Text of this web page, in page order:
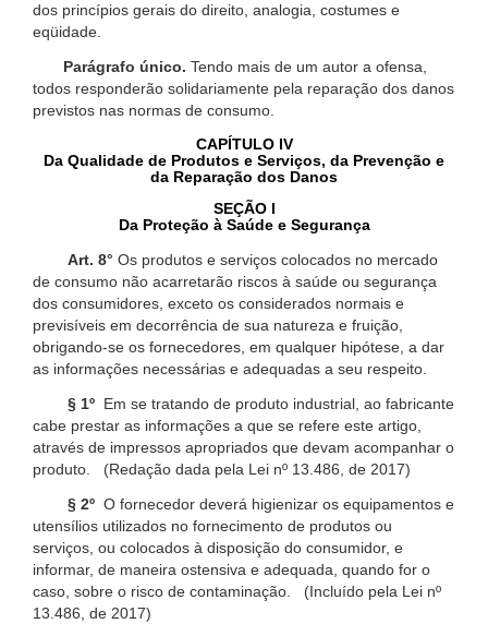
dos princípios gerais do direito, analogia, costumes e
eqüidade.
Parágrafo único. Tendo mais de um autor a ofensa,
todos responderão solidariamente pela reparação dos danos
previstos nas normas de consumo.
CAPÍTULO IV
Da Qualidade de Produtos e Serviços, da Prevenção e
da Reparação dos Danos
SEÇÃO I
Da Proteção à Saúde e Segurança
Art. 8° Os produtos e serviços colocados no mercado
de consumo não acarretarão riscos à saúde ou segurança
dos consumidores, exceto os considerados normais e
previsíveis em decorrência de sua natureza e fruição,
obrigando-se os fornecedores, em qualquer hipótese, a dar
as informações necessárias e adequadas a seu respeito.
§ 1º Em se tratando de produto industrial, ao fabricante
cabe prestar as informações a que se refere este artigo,
através de impressos apropriados que devam acompanhar o
produto. (Redação dada pela Lei nº 13.486, de 2017)
§ 2º O fornecedor deverá higienizar os equipamentos e
utensílios utilizados no fornecimento de produtos ou
serviços, ou colocados à disposição do consumidor, e
informar, de maneira ostensiva e adequada, quando for o
caso, sobre o risco de contaminação. (Incluído pela Lei nº
13.486, de 2017)